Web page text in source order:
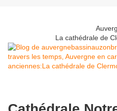
La cathédrale de